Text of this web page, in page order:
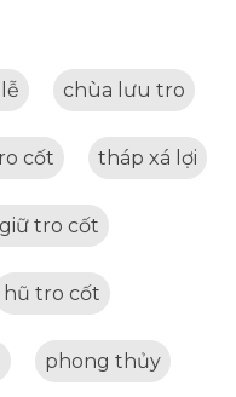
chùa lưu tro
cốt tháp xá lợi
tro cốt
hũ tro cốt
phong thủy